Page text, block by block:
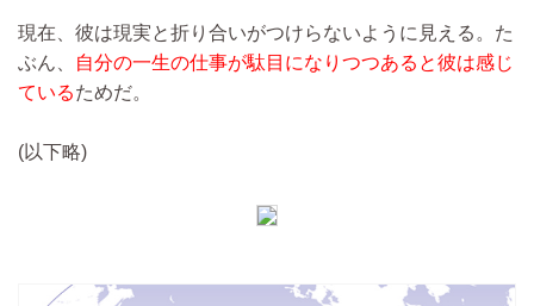
現在、彼は現実と折り合いがつけらないように見える。た
ぶん、
自分の一生の仕事が駄目になりつつあると彼は感じ
ているためだ。
(以下略)